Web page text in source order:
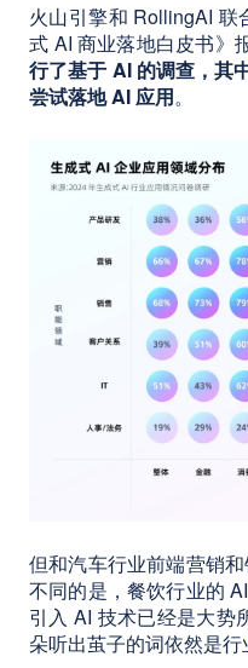
火山引擎和 RollingAI 联
式 AI 商业落地白皮书》
行了基于 AI 的调查，其
尝试落地 AI 应用。
但和汽车行业前端营销
不同的是，餐饮行业的
引入 AI 技术已经是大势
朵听出茧子的词依然是行